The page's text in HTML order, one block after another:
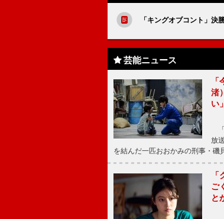
「キングオブコント」
芸能ニュース
渚
い」
「
放
を結んだ一匹おおかみの刑事・
ご
と